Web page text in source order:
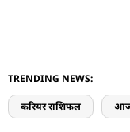
TRENDING NEWS:
करियर राशिफल आज